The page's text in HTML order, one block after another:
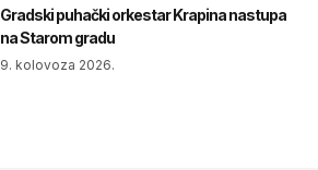
Gradski puhački orkestar Krapina nastupa
na Starom gradu
9. kolovoza 2026.